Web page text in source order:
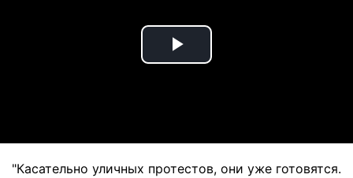
Play
"Касательно уличных протестов, они уже готовятся.